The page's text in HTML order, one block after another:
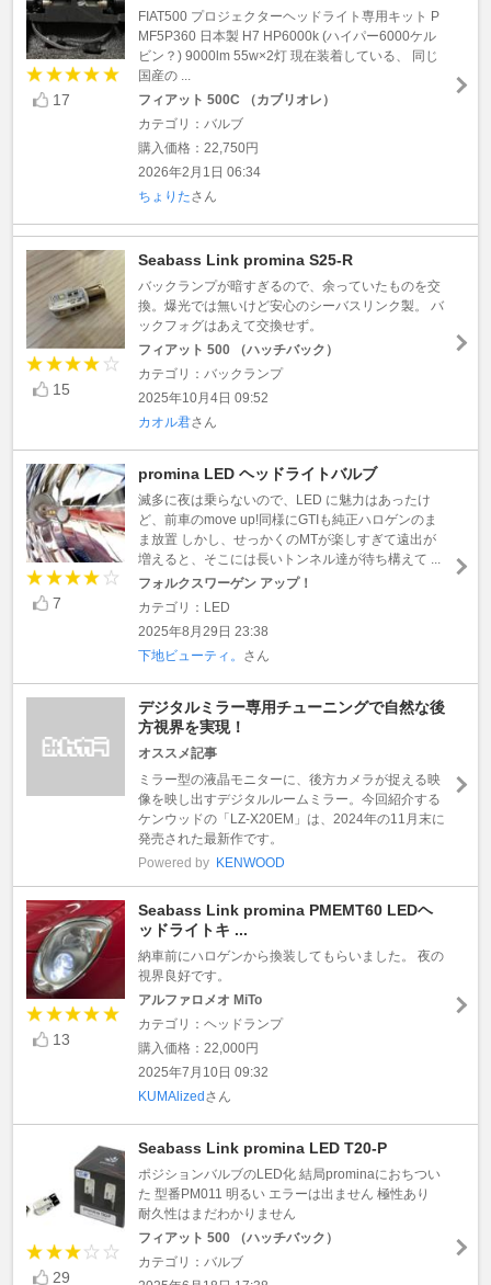
17
FIAT500 プロジェクターヘッドライト専用キット P
MF5P360 日本製 H7 HP6000k (ハイパー6000ケル
ビン？) 9000lm 55w×2灯 現在装着している、 同じ
国産の ...
フィアット 500C （カブリオレ）
カテゴリ：バルブ
購入価格：22,750円
2026年2月1日 06:34
ちょりたさん
15
Seabass Link promina S25-R
バックランプが暗すぎるので、余っていたものを交
換。爆光では無いけど安心のシーバスリンク製。 バ
ックフォグはあえて交換せず。
フィアット 500 （ハッチバック）
カテゴリ：バックランプ
2025年10月4日 09:52
カオル君さん
7
promina LED ヘッドライトバルブ
滅多に夜は乗らないので、LED に魅力はあったけ
ど、前車のmove up!同様にGTIも純正ハロゲンのま
ま放置 しかし、せっかくのMTが楽しすぎて遠出が
増えると、そこには長いトンネル達が待ち構えて ...
フォルクスワーゲン アップ！
カテゴリ：LED
2025年8月29日 23:38
下地ビューティ。 さん
デジタルミラー専用チューニングで自然な後
方視界を実現！
オススメ記事
ミラー型の液晶モニターに、後方カメラが捉える映
像を映し出すデジタルルームミラー。今回紹介する
ケンウッドの「LZ-X20EM」は、2024年の11月末に
発売された最新作です。
Powered by KENWOOD
13
Seabass Link promina PMEMT60 LEDヘ
ッドライトキ ...
納車前にハロゲンから換装してもらいました。 夜の
視界良好です。
アルファロメオ MiTo
カテゴリ：ヘッドランプ
購入価格：22,000円
2025年7月10日 09:32
KUMAlizedさん
29
Seabass Link promina LED T20-P
ポジションバルブのLED化 結局prominaにおちつい
た 型番PM011 明るい エラーは出ません 極性あり
耐久性はまだわかりません
フィアット 500 （ハッチバック）
カテゴリ：バルブ